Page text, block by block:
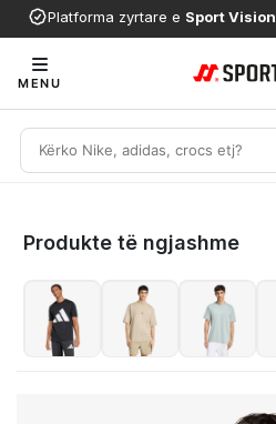
Platforma zyrtare e Sport Vision
MENU
Produkte të ngjashme